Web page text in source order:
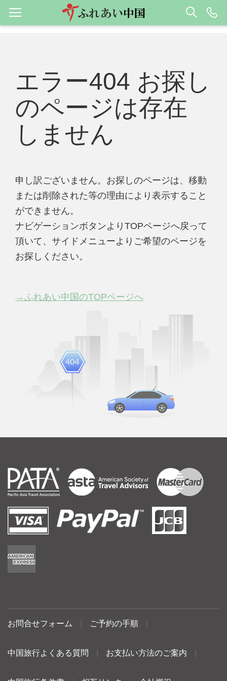
エラー404 お探し
のページは存在
しません
申し訳ございません。お探しのページは、移動
または削除された等の理由により表示すること
ができません。
ナビゲーションボタンよりTOPページへ戻って
頂いて、サイドメニューよりご希望のページを
お探しください。
→ふれあい中国のTOPページへ
お問合せフォーム ご予約の手順
中国旅行よくある質問 お支払い方法のご案内